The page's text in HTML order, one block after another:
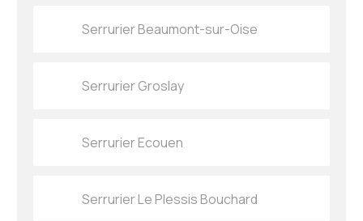
Serrurier Beaumont-sur-Oise
Serrurier Groslay
Serrurier Ecouen
Serrurier Le Plessis Bouchard